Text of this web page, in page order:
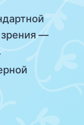
зрения —